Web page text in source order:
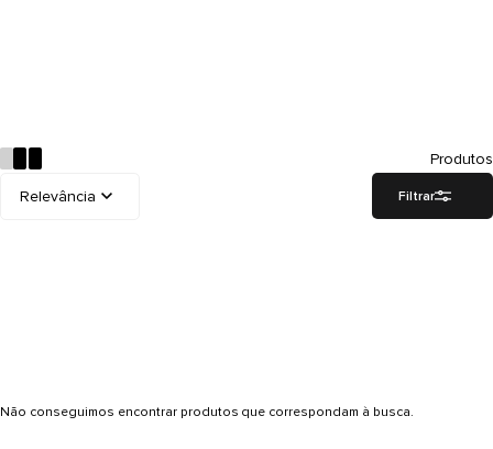
Produtos
Filtrar
Não conseguimos encontrar produtos que correspondam à busca.